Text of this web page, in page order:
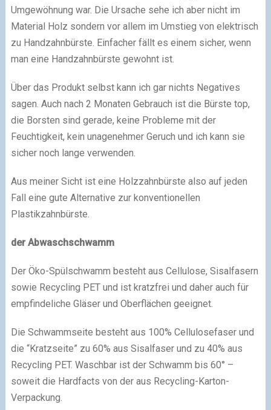
Umgewöhnung war. Die Ursache sehe ich aber nicht im
Material Holz sondern vor allem im Umstieg von elektrisch
zu Handzahnbürste. Einfacher fällt es einem sicher, wenn
man eine Handzahnbürste gewohnt ist.
Über das Produkt selbst kann ich gar nichts Negatives
sagen. Auch nach 2 Monaten Gebrauch ist die Bürste top,
die Borsten sind gerade, keine Probleme mit der
Feuchtigkeit, kein unagenehmer Geruch und ich kann sie
sicher noch lange verwenden.
Aus meiner Sicht ist eine Holzzahnbürste also auf jeden
Fall eine gute Alternative zur konventionellen
Plastikzahnbürste.
der Abwaschschwamm
Der Öko-Spülschwamm besteht aus Cellulose, Sisalfasern
sowie Recycling PET und ist kratzfrei und daher auch für
empfindeliche Gläser und Oberflächen geeignet.
Die Schwammseite besteht aus 100% Cellulosefaser und
die “Kratzseite” zu 60% aus Sisalfaser und zu 40% aus
Recycling PET. Waschbar ist der Schwamm bis 60° –
soweit die Hardfacts von der aus Recycling-Karton-
Verpackung.